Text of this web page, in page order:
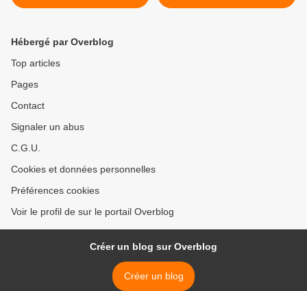
Hébergé par Overblog
Top articles
Pages
Contact
Signaler un abus
C.G.U.
Cookies et données personnelles
Préférences cookies
Voir le profil de sur le portail Overblog
Créer un blog sur Overblog
Créer un blog